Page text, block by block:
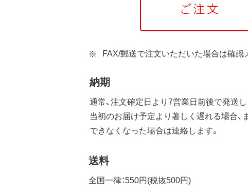
FAX/郵送で注文いただいた場合は確認
納期
通常、注文確定日より7営業日前後で発送し
当初のお届け予定より著しく遅れる場合、
できなくなった場合は連絡します。
送料
全国一律：550円(税抜500円)